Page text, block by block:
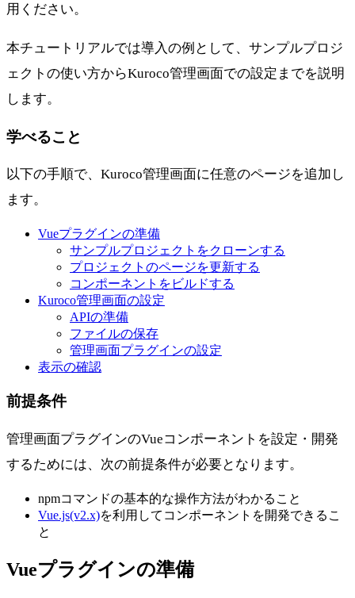
用ください。
本チュートリアルでは導入の例として、サンプルプロジ
ェクトの使い方からKuroco管理画面での設定までを説明
します。
学べること
以下の手順で、Kuroco管理画面に任意のページを追加し
ます。
Vueプラグインの準備
サンプルプロジェクトをクローンする
プロジェクトのページを更新する
コンポーネントをビルドする
Kuroco管理画面の設定
APIの準備
ファイルの保存
管理画面プラグインの設定
表示の確認
前提条件
管理画面プラグインのVueコンポーネントを設定・開発
するためには、次の前提条件が必要となります。
npmコマンドの基本的な操作方法がわかること
Vue.js(v2.x)を利用してコンポーネントを開発できるこ
と
Vueプラグインの準備